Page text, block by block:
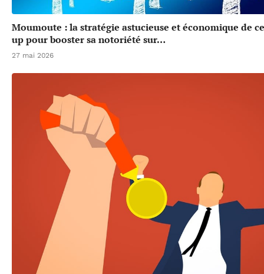
Moumoute : la stratégie astucieuse et économique de
up pour booster sa notoriété sur…
27 mai 2026